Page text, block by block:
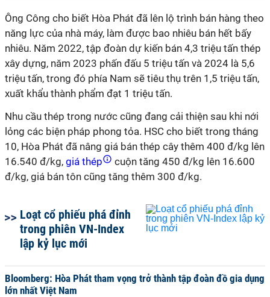
Ông Công cho biết Hòa Phát đã lên lộ trình bán hàng theo
năng lực của nhà máy, làm được bao nhiêu bán hết bấy
nhiêu. Năm 2022, tập đoàn dự kiến bán 4,3 triệu tấn thép
xây dựng, năm 2023 phấn đấu 5 triệu tấn và 2024 là 5,6
triệu tấn, trong đó phía Nam sẽ tiêu thụ trên 1,5 triệu tấn,
xuất khẩu thành phẩm đạt 1 triệu tấn.
Nhu cầu thép trong nước cũng đang cải thiện sau khi nới
lỏng các biện pháp phong tỏa. HSC cho biết trong tháng
10, Hòa Phát đã nâng giá bán thép cây thêm 400 đ/kg lên
16.540 đ/kg, giá thép
cuộn tăng 450 đ/kg lên 16.600
đ/kg, giá bán tôn cũng tăng thêm 300 đ/kg.
Loạt cổ phiếu phá đỉnh
trong phiên VN-Index
lập kỷ lục mới
Bloomberg: Hòa Phát tham vọng trở thành tập đoàn đồ gia dụng
lớn nhất Việt Nam